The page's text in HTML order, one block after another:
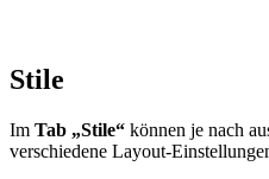
Stile
Im Tab „Stile“ können je nach
verschiedene Layout-